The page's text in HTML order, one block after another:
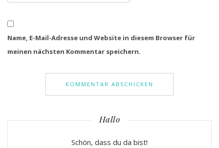
Name, E-Mail-Adresse und Website in diesem Browser für
meinen nächsten Kommentar speichern.
Hallo
Schön, dass du da bist!